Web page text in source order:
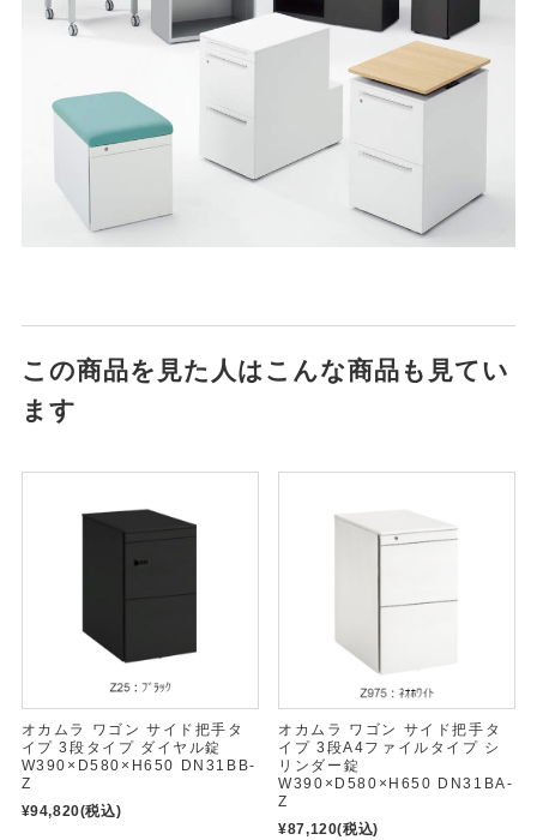
この商品を見た人はこんな商品も見てい
ます
オカムラ ワゴン サイド把手タ
イプ 3段タイプ ダイヤル錠
W390×D580×H650 DN31BB-
Z
¥94,820(税込)
オカムラ ワゴン サイド把手タ
イプ 3段A4ファイルタイプ シ
リンダー錠
W390×D580×H650 DN31BA-
Z
¥87,120(税込)